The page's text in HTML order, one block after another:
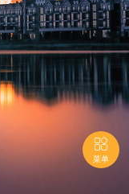

菜单